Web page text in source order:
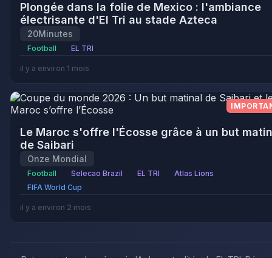
Plongée dans la folie de Mexico : l'ambiance
électrisante d'El Tri au stade Azteca
20Minutes
Football EL TRI
il y a environ 1 mois
Le Maroc s'offre l'Écosse grâce à un but
de Saibari
Onze Mondial
Football Selecao Brazil EL TRI
Atlas Lions
FIFA World Cup
il y a environ 2 mois